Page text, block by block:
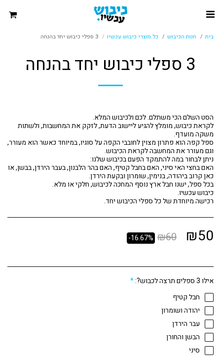
בית חנות הכיבוש כל מוצרי כיבוש עכשיו 3 ספלי כיבוש יחד בהנחה
3 ספלי כיבוש יחד בהנחה
לקראת כיבוש, מומלץ להגיע ליישוב הדעת, לזקק את המחשבות, ולשתות
ספל קפה הוא פתרון מצוין לחובבי הקפה על סוגיו, במיוחד כאשר הוא מעורר,
האם בחצי האי סיני, האם בחבל קטיף, האם בהר הלבנון, בעבר הירדן, בבשן, או
רכישה מיוחדת של כל ספלי הכיבוש יחד.
₪50
₪60
-16.67%
אילו 3 ספלים תרצה לכבוש?:
*
חבל קטיף
יהודה ושומרון
עבר הירדן
הבשן והחורן
סיני